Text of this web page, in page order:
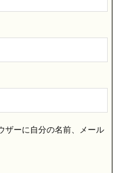
ザーに自分の名前、メール